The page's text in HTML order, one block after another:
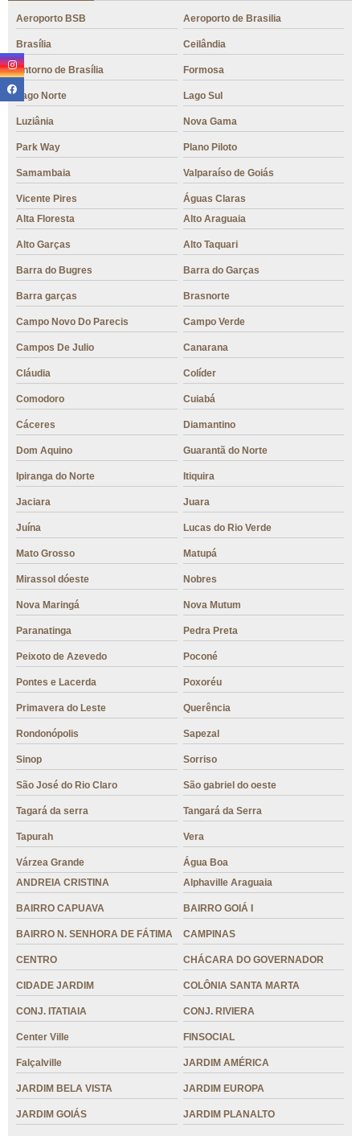
Aeroporto BSB Aeroporto de Brasilia
Brasília Ceilândia
Entorno de Brasília Formosa
Lago Norte Lago Sul
Luziânia Nova Gama
Park Way Plano Piloto
Samambaia Valparaíso de Goiás
Vicente Pires
Águas Claras
Alta Floresta
Alto Araguaia
Alto Garças Alto Taquari
Barra do Bugres Barra do Garças
Barra garças Brasnorte
Campo Novo Do Parecis Campo Verde
Campos De Julio Canarana
Cláudia Colíder
Comodoro Cuiabá
Cáceres Diamantino
Dom Aquino Guarantã do Norte
Ipiranga do Norte Itiquira
Jaciara Juara
Juína Lucas do Rio Verde
Mato Grosso Matupá
Mirassol dóeste Nobres
Nova Maringá Nova Mutum
Paranatinga Pedra Preta
Peixoto de Azevedo Poconé
Pontes e Lacerda Poxoréu
Primavera do Leste Querência
Rondonópolis Sapezal
Sinop Sorriso
São José do Rio Claro São gabriel do oeste
Tagará da serra Tangará da Serra
Tapurah Vera
Várzea Grande
Água Boa
ANDREIA CRISTINA
Alphaville Araguaia
BAIRRO CAPUAVA BAIRRO GOIÁ I
BAIRRO N. SENHORA DE FÁTIMA CAMPINAS
CENTRO CHÁCARA DO GOVERNADOR
CIDADE JARDIM COLÔNIA SANTA MARTA
CONJ. ITATIAIA CONJ. RIVIERA
Center Ville FINSOCIAL
Falçalville JARDIM AMÉRICA
JARDIM BELA VISTA JARDIM EUROPA
JARDIM GOIÁS JARDIM PLANALTO